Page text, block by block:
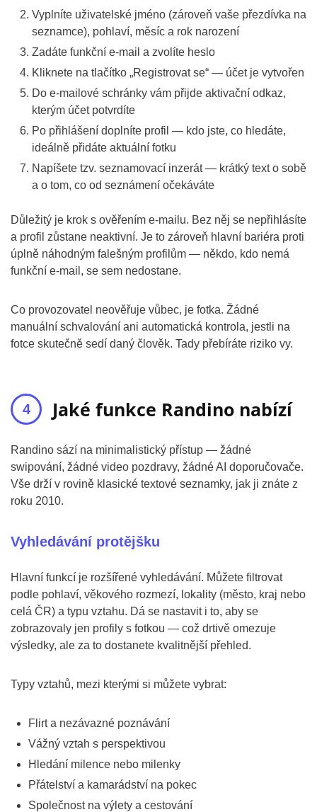
Vyplníte uživatelské jméno (zároveň vaše přezdívka na
seznamce), pohlaví, měsíc a rok narození
Zadáte funkční e-mail a zvolíte heslo
Kliknete na tlačítko „Registrovat se“ — účet je vytvořen
Do e-mailové schránky vám přijde aktivační odkaz,
kterým účet potvrdíte
Po přihlášení doplníte profil — kdo jste, co hledáte,
ideálně přidáte aktuální fotku
Napíšete tzv. seznamovací inzerát — krátký text o sobě
a o tom, co od seznámení očekáváte
Důležitý je krok s ověřením e-mailu. Bez něj se nepřihlásíte
a profil zůstane neaktivní. Je to zároveň hlavní bariéra proti
úplně náhodným falešným profilům — někdo, kdo nemá
funkční e-mail, se sem nedostane.
Co provozovatel neověřuje vůbec, je fotka. Žádné
manuální schvalování ani automatická kontrola, jestli na
fotce skutečně sedí daný člověk. Tady přebíráte riziko vy.
Jaké funkce Randino nabízí
Randino sází na minimalistický přístup — žádné
swipování, žádné video pozdravy, žádné AI doporučovače.
Vše drží v rovině klasické textové seznamky, jak ji znáte z
roku 2010.
Vyhledávání protějšku
Hlavní funkcí je rozšířené vyhledávání. Můžete filtrovat
podle pohlaví, věkového rozmezí, lokality (město, kraj nebo
celá ČR) a typu vztahu. Dá se nastavit i to, aby se
zobrazovaly jen profily s fotkou — což drtivě omezuje
výsledky, ale za to dostanete kvalitnější přehled.
Typy vztahů, mezi kterými si můžete vybrat:
Flirt a nezávazné poznávání
Vážný vztah s perspektivou
Hledání milence nebo milenky
Přátelství a kamarádství na pokec
Společnost na výlety a cestování